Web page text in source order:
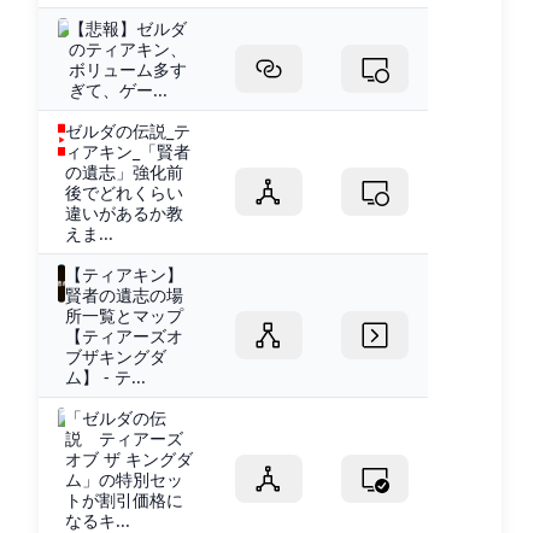
【悲報】ゼルダ
のティアキン、
ボリューム多す
ぎて、ゲー...
ゼルダの伝説_テ
ィアキン_「賢者
の遺志」強化前
後でどれくらい
違いがあるか教
えま...
【ティアキン】
賢者の遺志の場
所一覧とマップ
【ティアーズオ
ブザキングダ
ム】 - テ...
「ゼルダの伝
説 ティアーズ
オブ ザ キングダ
ム」の特別セッ
トが割引価格に
なるキ...